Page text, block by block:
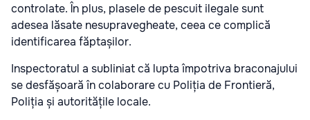
controlate. În plus, plasele de pescuit ilegale sunt
adesea lăsate nesupravegheate, ceea ce complică
identificarea făptașilor.
Inspectoratul a subliniat că lupta împotriva braconajului
se desfășoară în colaborare cu Poliția de Frontieră,
Poliția și autoritățile locale.